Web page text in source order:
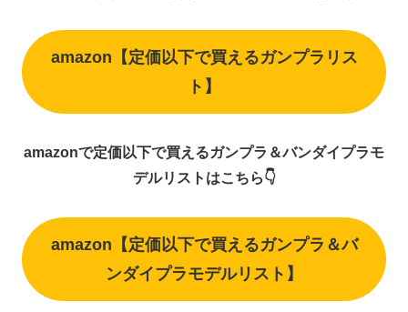
amazon【定価以下で買えるガンプラリス
ト】
amazonで定価以下で買えるガンプラ＆バンダイプラモ
デルリストはこちら👇
amazon【定価以下で買えるガンプラ＆バ
ンダイプラモデルリスト】